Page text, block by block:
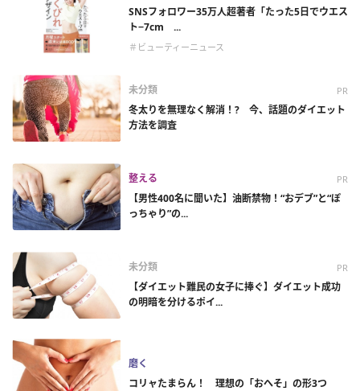
SNSフォロワー35万人超著者「たった5日でウエス
ト−7cm ...
＃ビューティーニュース
未分類 PR
冬太りを無理なく解消！? 今、話題のダイエット
方法を調査
整える PR
【男性400名に聞いた】油断禁物！“おデブ”と“ぽ
っちゃり”の...
未分類 PR
【ダイエット難民の女子に捧ぐ】ダイエット成功
の明暗を分けるポイ...
磨く
コリャたまらん！ 理想の「おへそ」の形3つ